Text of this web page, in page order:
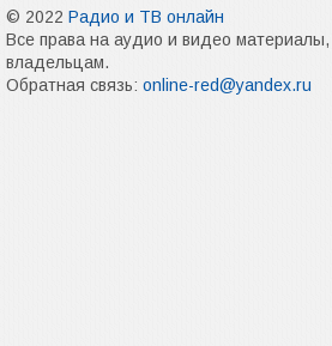
© 2022 Радио и ТВ онлайн
Все права на аудио и видео
владельцам.
Обратная связь: online-red@yandex.ru